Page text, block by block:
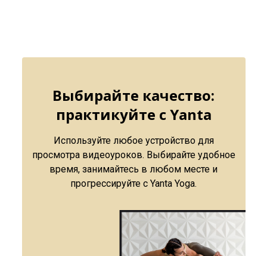
Выбирайте качество:
практикуйте с Yanta
Используйте любое устройство для
просмотра видеоуроков. Выбирайте удобное
время, занимайтесь в любом месте и
прогрессируйте с Yanta Yoga.